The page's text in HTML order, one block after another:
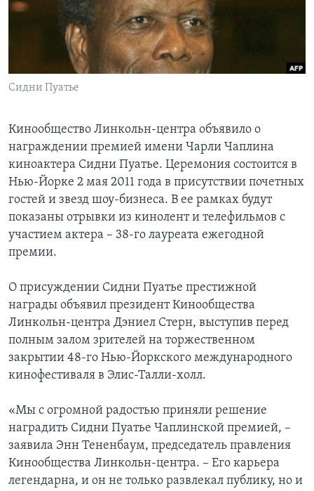
Learning English
СОЦИАЛЬНЫЕ СЕТИ
Языки
Сидни Пуатье
Кинообщество Линкольн-центра объявило о
награждении премией имени Чарли Чаплина
киноактера Сидни Пуатье. Церемония состоится в
Нью-Йорке 2 мая 2011 года в присутствии почетных
гостей и звезд шоу-бизнеса. В ее рамках будут
показаны отрывки из кинолент и телефильмов с
участием актера – 38-го лауреата ежегодной
премии.
О присуждении Сидни Пуатье престижной
награды объявил президент Кинообщества
Линкольн-центра Дэниел Стерн, выступив перед
полным залом зрителей на торжественном
закрытии 48-го Нью-Йоркского международного
кинофестиваля в Элис-Талли-холл.
«Мы с огромной радостью приняли решение
наградить Сидни Пуатье Чаплинской премией, –
заявила Энн Тененбаум, председатель правления
Кинообщества Линкольн-центра. – Его карьера
легендарна, и он не только развлекал публику, но и